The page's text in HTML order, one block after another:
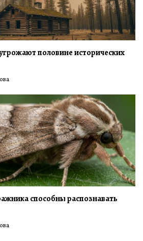
половине исторических
способны распознавать